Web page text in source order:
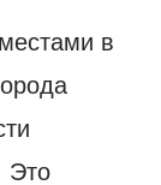
в
Это